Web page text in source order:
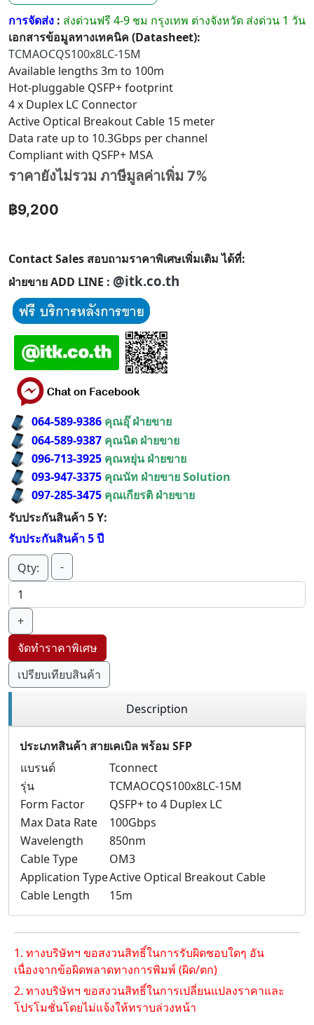
การจัดส่ง : ส่งด่วนฟรี 4-9 ชม กรุงเทพ ต่างจังหวัด ส่งด่วน 1 วัน
เอกสารข้อมูลทางเทคนิค (Datasheet):
TCMAOCQS100x8LC-15M
Available lengths 3m to 100m
Hot-pluggable QSFP+ footprint
4 x Duplex LC Connector
Active Optical Breakout Cable 15 meter
Data rate up to 10.3Gbps per channel
Compliant with QSFP+ MSA
ราคายังไม่รวม ภาษีมูลค่าเพิ่ม 7%
฿9,200
Contact Sales สอบถามราคาพิเศษเพิ่มเติม ได้ที่:
ฝ่ายขาย ADD LINE : @itk.co.th
064-589-9386 คุณอุ๊ ฝ่ายขาย
064-589-9387 คุณนิด ฝ่ายขาย
096-713-3925 คุณหยุ่น ฝ่ายขาย
093-947-3375 คุณนัท ฝ่ายขาย Solution
097-285-3475 คุณเกียรติ ฝ่ายขาย
รับประกันสินค้า 5 Y:
รับประกันสินค้า 5 ปี
Qty:
-
+
จัดทำราคาพิเศษ
เปรียบเทียบสินค้า
Description
ประเภทสินค้า สายเคเบิล พร้อม SFP
แบรนด์
Tconnect
รุ่น
TCMAOCQS100x8LC-15M
Form Factor
QSFP+ to 4 Duplex LC
Max Data Rate
100Gbps
Wavelength
850nm
Cable Type
OM3
Application TypeActive Optical Breakout Cable
Cable Length
15m
1. ทางบริษัทฯ ขอสงวนสิทธิ์ในการรับผิดชอบใดๆ อัน
เนื่องจากข้อผิดพลาดทางการพิมพ์ (ผิด/ตก)
2. ทางบริษัทฯ ขอสงวนสิทธิ์ในการเปลี่ยนแปลงราคาและ
โปรโมชั่นโดยไม่แจ้งให้ทราบล่วงหน้า